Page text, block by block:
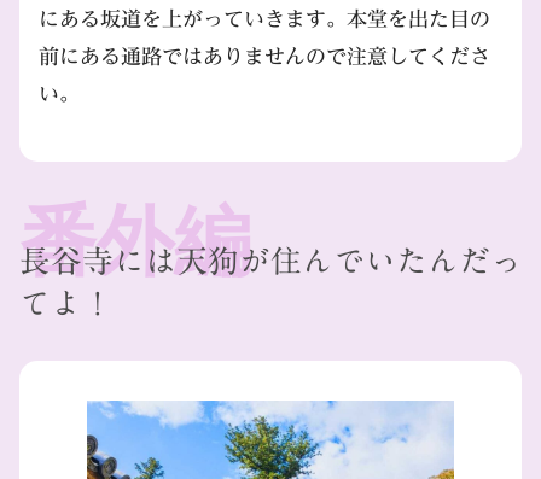
にある坂道を上がっていきます。本堂を出た目の
前にある通路ではありませんので注意してくださ
い。
長谷寺には天狗が住んでいたんだっ
てよ！